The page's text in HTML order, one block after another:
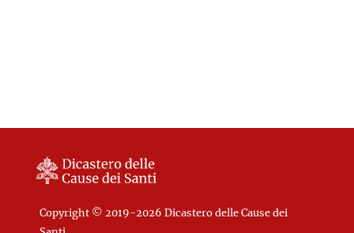
Copyright © 2019-2026 Dicastero delle Cause dei